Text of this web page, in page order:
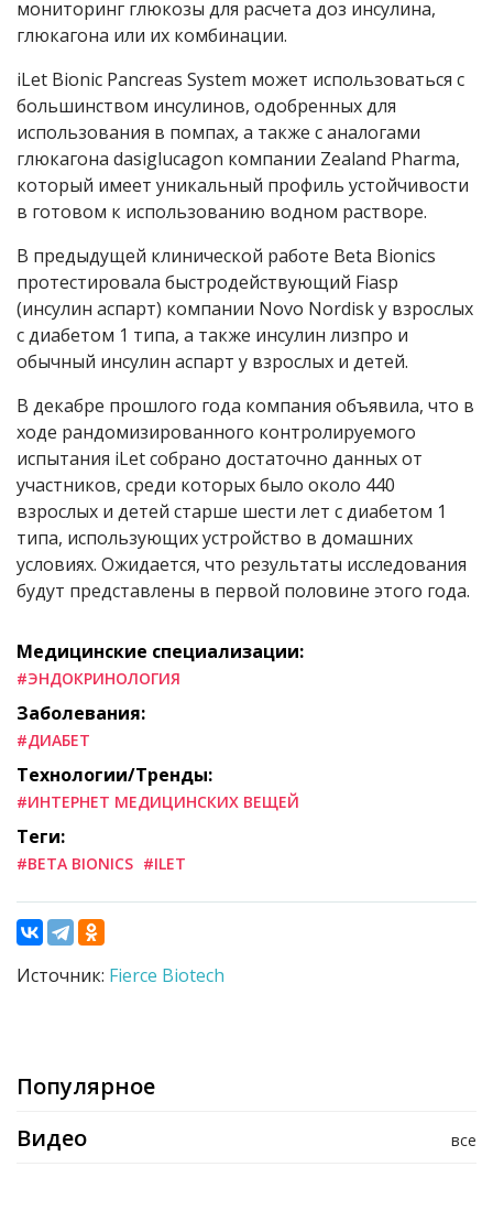
мониторинг глюкозы для расчета доз инсулина,
глюкагона или их комбинации.
iLet Bionic Pancreas System может использоваться с
большинством инсулинов, одобренных для
использования в помпах, а также с аналогами
глюкагона dasiglucagon компании Zealand Pharma,
который имеет уникальный профиль устойчивости
в готовом к использованию водном растворе.
В предыдущей клинической работе Beta Bionics
протестировала быстродействующий Fiasp
(инсулин аспарт) компании Novo Nordisk у взрослых
с диабетом 1 типа, а также инсулин лизпро и
обычный инсулин аспарт у взрослых и детей.
В декабре прошлого года компания объявила, что в
ходе рандомизированного контролируемого
испытания iLet собрано достаточно данных от
участников, среди которых было около 440
взрослых и детей старше шести лет с диабетом 1
типа, использующих устройство в домашних
условиях. Ожидается, что результаты исследования
будут представлены в первой половине этого года.
Медицинские специализации:
#ЭНДОКРИНОЛОГИЯ
Заболевания:
#ДИАБЕТ
Технологии/Тренды:
#ИНТЕРНЕТ МЕДИЦИНСКИХ ВЕЩЕЙ
Теги:
#BETA BIONICS #ILET
Источник: Fierce Biotech
Популярное
все
Видео